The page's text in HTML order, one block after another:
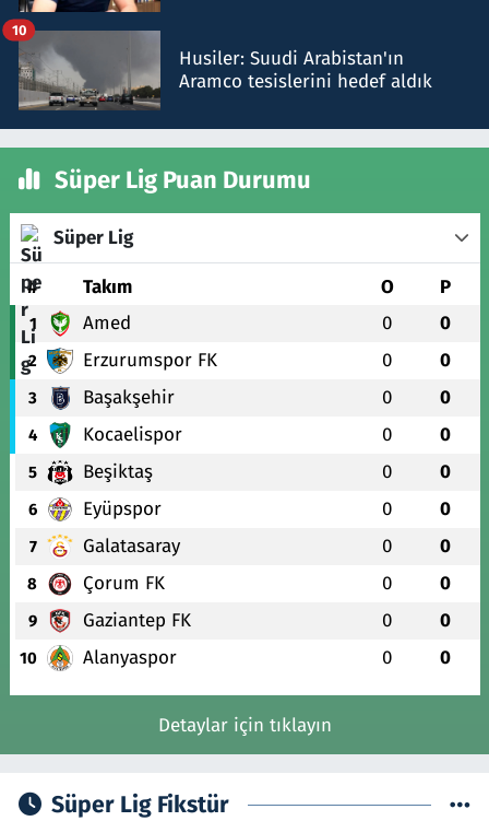
Husiler: Suudi Arabistan'ın
Aramco tesislerini hedef aldık
10
Süper Lig Puan Durumu
Süper Lig
# Takım O P
1 Amed 0 0
2 Erzurumspor FK 0 0
3 Başakşehir 0 0
4 Kocaelispor 0 0
5 Beşiktaş 0 0
6 Eyüpspor 0 0
7 Galatasaray 0 0
8 Çorum FK 0 0
9 Gaziantep FK 0 0
10 Alanyaspor 0 0
Detaylar için tıklayın
Süper Lig Fikstür